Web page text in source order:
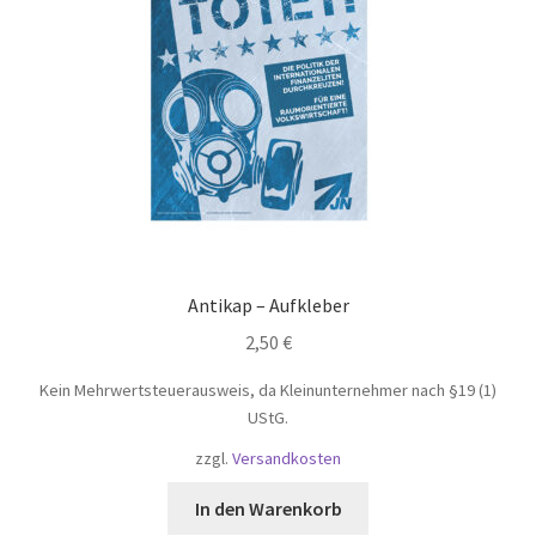
Antikap – Aufkleber
2,50 €
Kein Mehrwertsteuerausweis, da Kleinunternehmer nach §19 (1)
UStG.
zzgl. Versandkosten
In den Warenkorb